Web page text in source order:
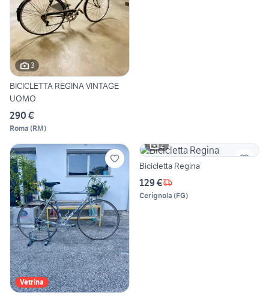
3
BICICLETTA REGINA VINTAGE
UOMO
290 €
Roma (RM)
Vetrina
2
Bicicletta Regina
129 €
Cerignola (FG)